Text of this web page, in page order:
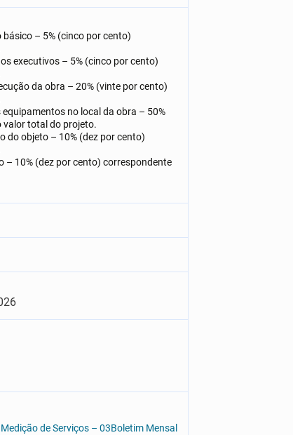
– 5% (cinco por cento)
executivos – 5% (cinco por cento)
da obra – 20% (vinte por cento)
no local da obra – 50%
valor total do projeto.
do objeto – 10% (dez por cento)
– 10% (dez por cento) correspondente
de Serviços – 03Boletim Mensal